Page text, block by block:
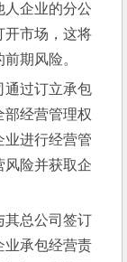
人企业的分公
开市场，这将
期风险。
通过订立承包
部经营管理权
业进行经营管
风险并获取企
其总公司签订
业承包经营责